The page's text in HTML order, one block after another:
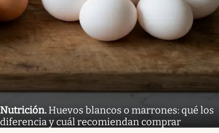
Nutrición. Huevos blancos o marrones: qué los
diferencia y cuál recomiendan comprar